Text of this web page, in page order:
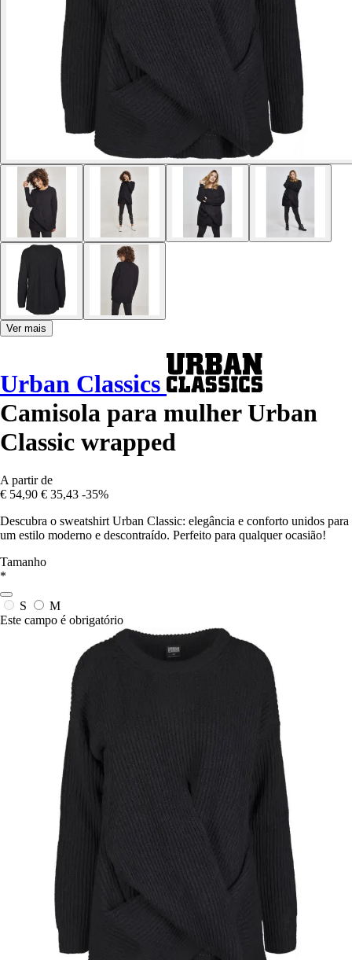
Ver mais
Urban Classics
Camisola para mulher Urban
Classic wrapped
A partir de
€ 54,90 € 35,43 -35%
Descubra o sweatshirt Urban Classic: elegância e conforto unidos para
um estilo moderno e descontraído. Perfeito para qualquer ocasião!
Tamanho
*
S
M
Este campo é obrigatório